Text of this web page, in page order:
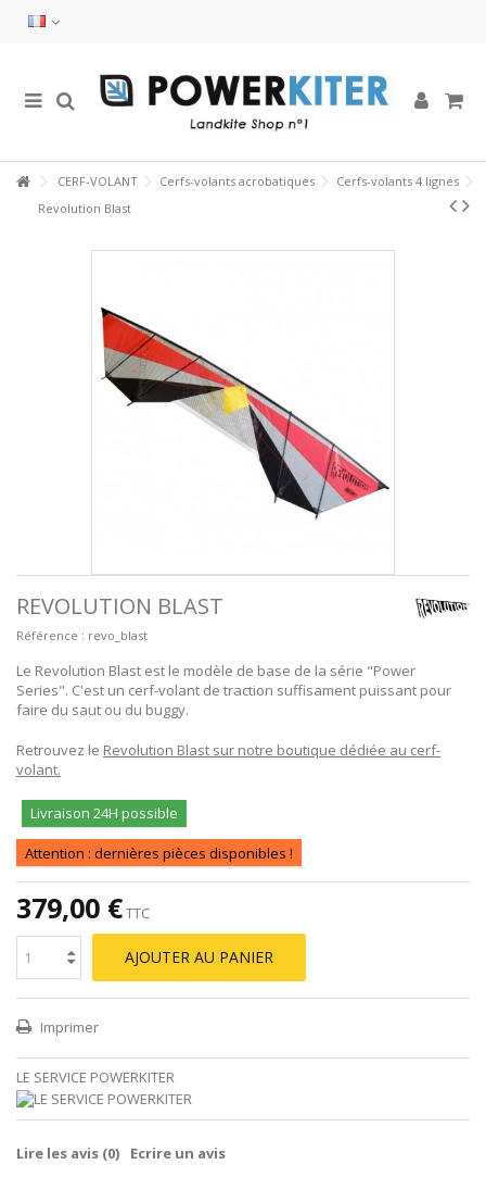
CERF-VOLANT Cerfs-volants acrobatiques
Cerfs-volants 4 lignes
Revolution Blast
REVOLUTION BLAST
Référence : revo_blast
Le Revolution Blast est le modèle de base de la série "Power
Series". C'est un cerf-volant de traction suffisament puissant pour
faire du saut ou du buggy.
Retrouvez le Revolution Blast sur notre boutique dédiée au cerf-
volant.
Livraison 24H possible
Attention : dernières pièces disponibles !
379,00 €TTC
AJOUTER AU PANIER
Imprimer
LE SERVICE POWERKITER
Lire les avis (0) Ecrire un avis